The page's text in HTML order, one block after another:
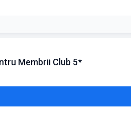
a primi codul de reducere pe
inscriere
Membrii Club 5*